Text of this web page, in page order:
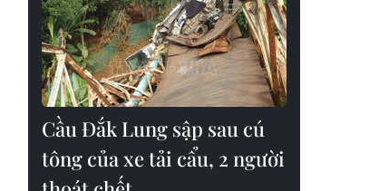
Cầu Đắk Lung sập sau cú
tông của xe tải cẩu, 2 người